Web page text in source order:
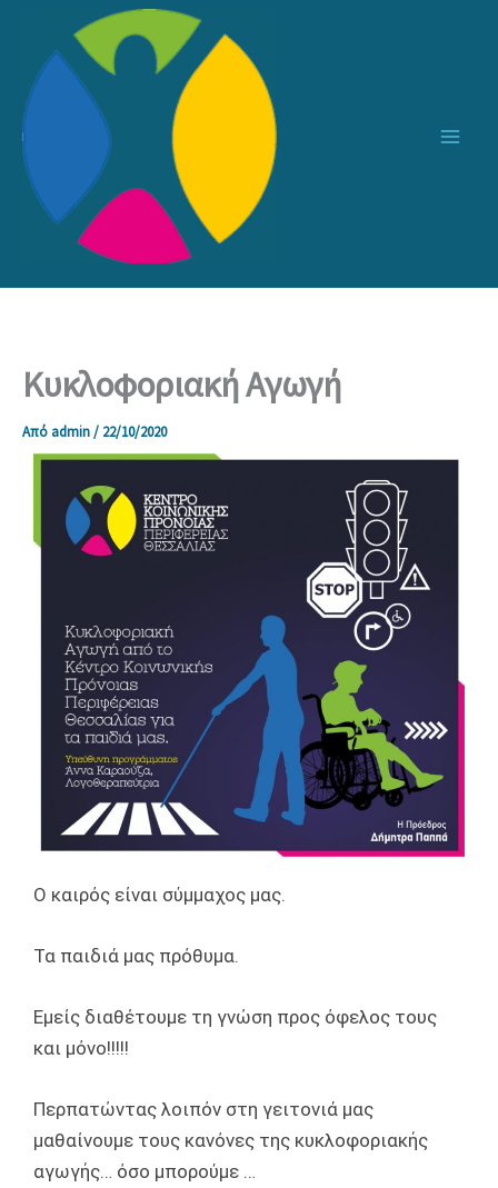
περιεχόμενο
Κυκλοφοριακή Αγωγή
Από admin/ 22/10/2020
Ο καιρός είναι σύμμαχος μας.
Τα παιδιά μας πρόθυμα.
Εμείς διαθέτουμε τη γνώση προς όφελος τους
και μόνο!!!!!
Περπατώντας λοιπόν στη γειτονιά μας
μαθαίνουμε τους κανόνες της κυκλοφοριακής
αγωγής… όσο μπορούμε …